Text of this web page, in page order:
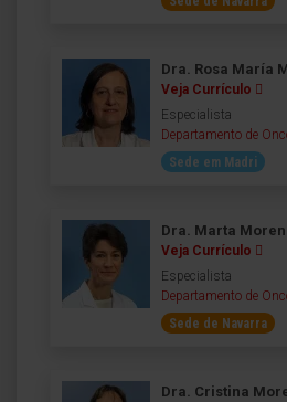
Dra. Rosa María
Veja Currículo
Especialista
Departamento de
Sede em Madri
Dra. Marta
Veja Currículo
Especialista
Departamento de
Sede de Navarra
Dra. Cristina